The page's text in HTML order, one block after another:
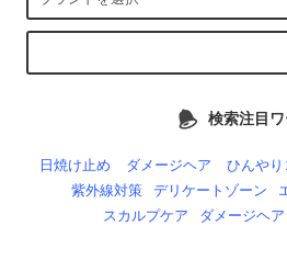
検索注目
日焼け止め ダメージヘア ひんやり
紫外線対策
デリケートゾーン
スカルプケア
ダメージヘア